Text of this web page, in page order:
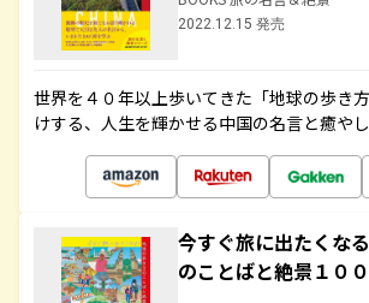
2022.12.15 発売
世界を４０年以上歩いてきた「地球の歩き
けする、人生を輝かせる中国の名言と癒や
今すぐ旅に出たくな
のことばと絶景１００